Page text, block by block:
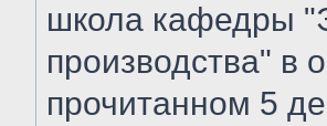
школа кафедры
производства" в
прочитанном 5